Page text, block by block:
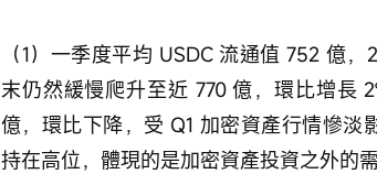
（1）一季度平均 USDC 流通值 752 億
末仍然緩慢爬升至近 770 億，環比增長
億，環比下降，受 Q1 加密資產行情慘
持在高位，體現的是加密資產投資之外的